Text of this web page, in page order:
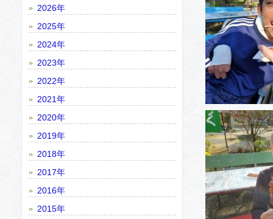
2026年
2025年
2024年
2023年
2022年
2021年
2020年
2019年
2018年
2017年
2016年
2015年